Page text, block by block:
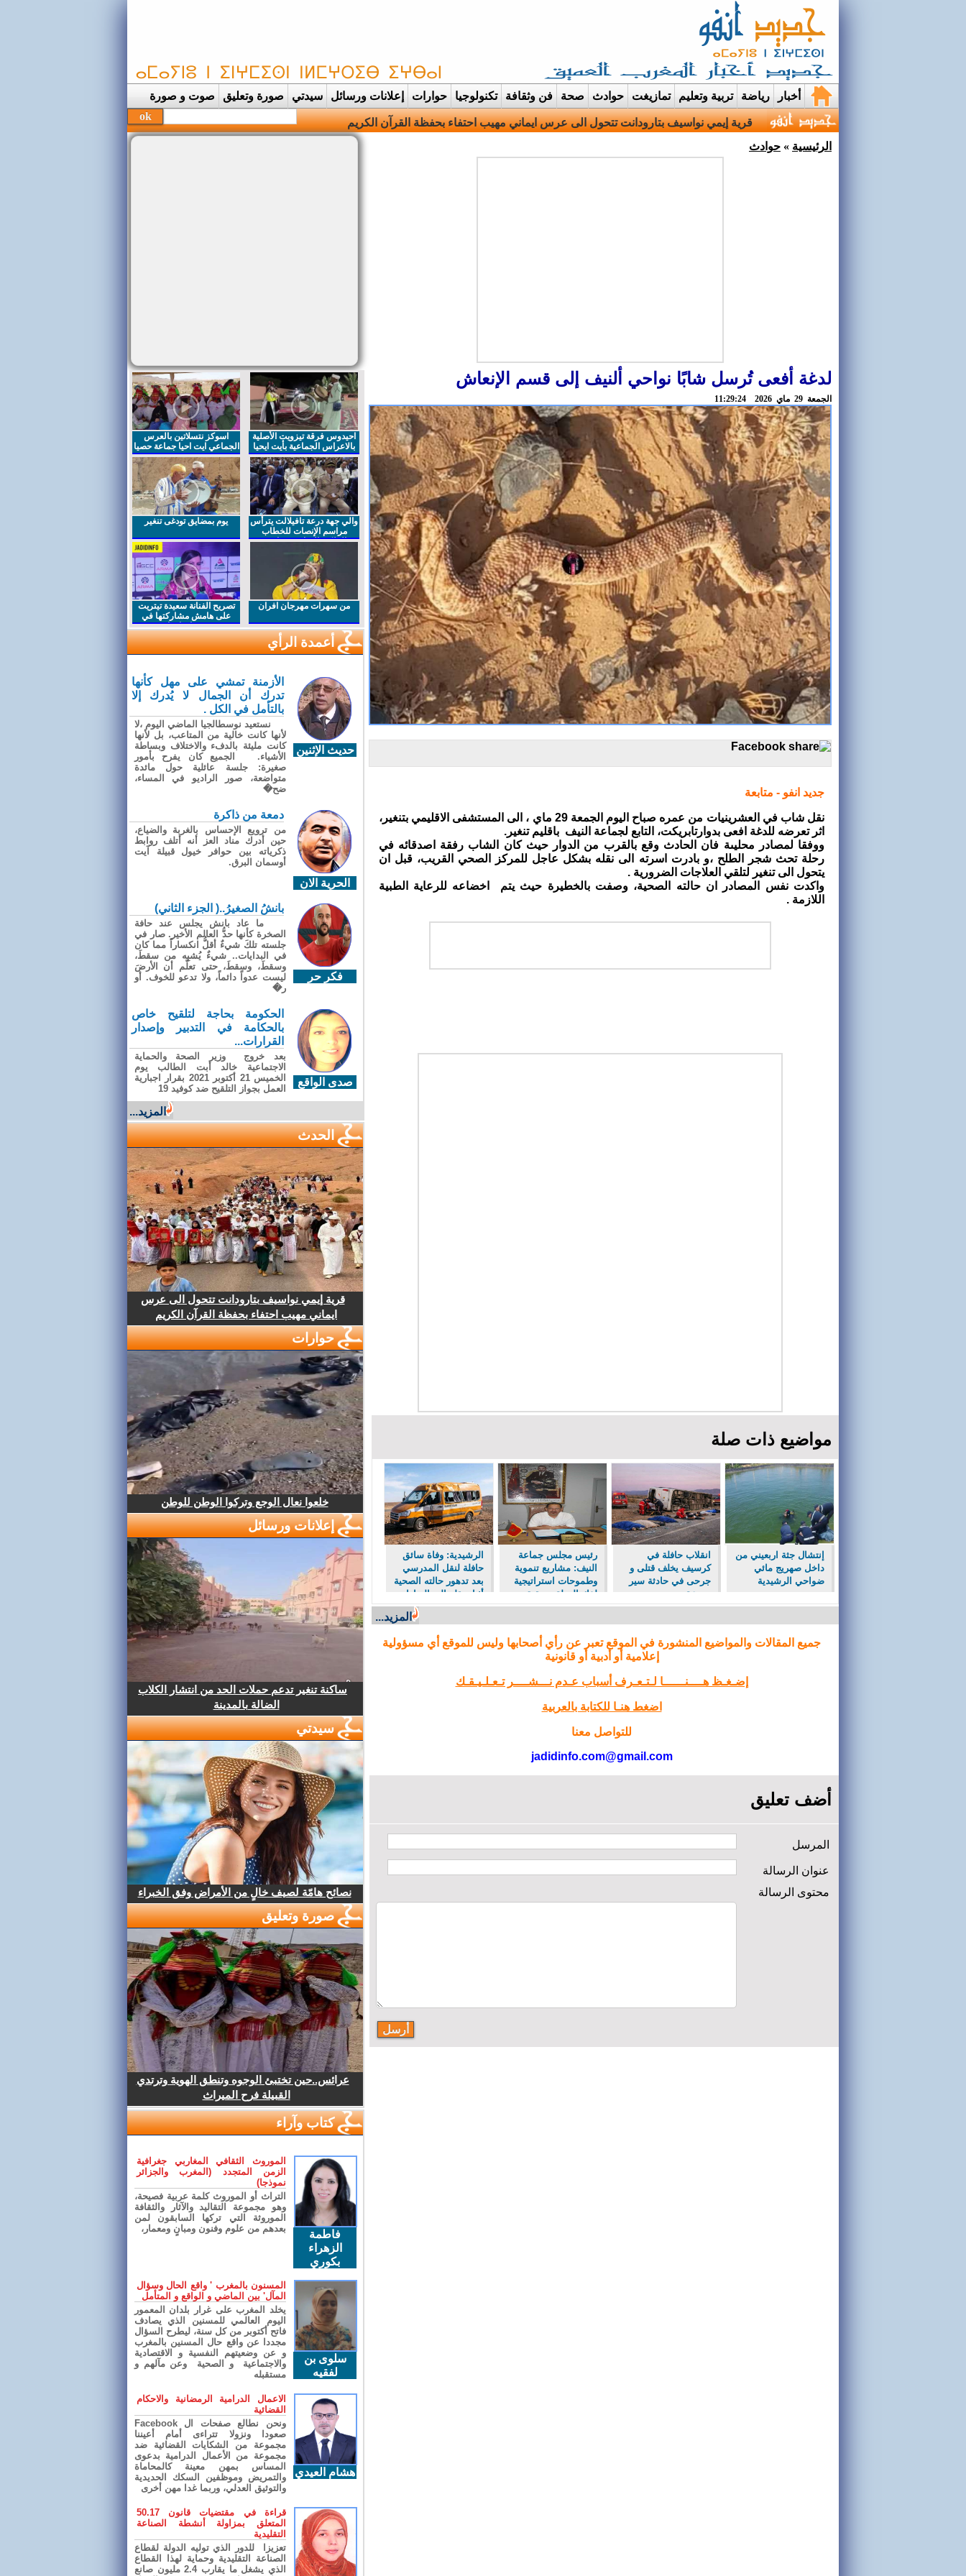
أخبار رياضة تربية وتعليم تمازيغت حوادث صحة فن وثقافة تكنولوجيا حوارات إعلانات ورسائل سيدتي صورة وتعليق صوت و صورة
عرائس..حين تختبئ الوجوه وتنطق الهوية |
الرئيسية » حوادث
لدغة أفعى تُرسل شابًا نواحي ألنيف إلى قسم الإنعاش
الجمعة 29 ماي 2026 11:29:24
جديد انفو - متابعة
نقل شاب في العشرينيات من عمره صباح اليوم الجمعة 29 ماي ، الى المستشفى الاقليمي بتنغير،
اثر تعرضه للدغة افعى بدوارتابريكت، التابع لجماعة النيف باقليم تنغير.
ووفقا لمصادر محليىة فان الحادث وقع بالقرب من الدوار حيث كان الشاب رفقة اصدقائه في
رحلة تحث شجر الطلح ،و بادرت اسرته الى نقله بشكل عاجل للمركز الصحي القريب، قبل ان
يتحول الى تنغير لتلقي العلاجات الضرورية .
واكدت نفس المصادر ان حالته الصحية، وصفت بالخطيرة حيث يتم اخضاعه للرعاية الطبية
اللازمة .
مواضيع ذات صلة
إنتشال جثة اربعيني من
داخل صهريج مائي
ضواحي الرشيدية
انقلاب حافلة في
كرسيف يخلف قتلى و
جرحى في حادثة سير
مروعة
رئيس مجلس جماعة
النيف: مشاريع تنموية
وطموحات استراتيجية
لفك العزلة وتحقيق
الإقلاع الاقتصادي
الرشيدية: وفاة سائق
حافلة لنقل المدرسي
بعد تدهور حالته الصحية
أثناء نقله إلى الرباط
جواً
المزيد...
جميع المقالات والمواضيع المنشورة في الموقع تعبر عن رأي أصحابها وليس للموقع أي مسؤولية
إعلامية أو أدبية أو قانونية
إضـغـظ هــــنــــــا لـتـعـرف أسباب عـدم نـــشــــر تـعـلـيـقـك
اضغط هنـا للكتابة بالعربية
للتواصل معنا
jadidinfo.com@gmail.com
أضف تعليق
المرسل
عنوان الرسالة
محتوى الرسالة
احيدوس فرقة تيزويت الأصلية
بالاعراس الجماعية بأيت ايحيا
اسوكز نتسلاتين بالعرس
الجماعي ايت احيا جماعة حصيا
والي جهة درعة تافيلالت يترأس
مراسم الإنصات للخطاب
الملكي السامي بمناسبة
يوم بمضايق تودغى تنغير
من سهرات مهرجان افران
تصريح الفنانة سعيدة تيتريت
على هامش مشاركتها في
مهرجان افران
أعمدة الرأي
حديث الإثنين
الأزمنة تمشي على مهل كأنها
تدرك أن الجمال لا يُدرك إلا
بالتأمل في الكل .
نستعيد نوسطالجيا الماضي اليوم ،لا
لأنها كانت خالية من المتاعب، بل لأنها
كانت مليئة بالدفء والاختلاف وبساطة
الأشياء. الجميع كان يفرح بأمور
صغيرة: جلسة عائلية حول مائدة
متواضعة، صور الراديو في المساء،
ضح�
الحرية الان
دمعة من ذاكرة
من ترويع الإحساس بالغربة والضياع،
حين أدرك مناد العز أنه أتلف روابط
ذكرياته بين حوافر خيول قبيلة آيت
أوسمان البرق.
فكر حر
بانشُ الصغيرُ..( الجزء الثاني)
ما عاد بانش يجلس عند حافة
الصخرة كأنها حدُّ العالم الأخير. صار في
جلسته تلكَ شيءٌ أقلُّ انكساراً مما كان
في البدايات.. شيءٌ يُشبِه من سقطَ،
وسقطَ، وسقطَ، حتى تعلّم أن الأرضَ
ليست عدواً دائماً، ولا تدعو للخوف. أو
ر�
صدى الواقع
الحكومة بحاجة لتلقيح خاص
بالحكامة في التدبير وإصدار
القرارات...
بعد خروج وزير الصحة والحماية
الاجتماعية خالد أبت الطالب يوم
الخميس 21 أكتوبر 2021 بقرار اجبارية
العمل بجواز التلقيح ضد كوفيد 19
المزيد...
الحدث
قرية إيمي نواسيف بتارودانت تتحول الى عرس
ايماني مهيب احتفاء بحفظة القرآن الكريم
حوارات
خلعوا نعال الوجع وتركوا الوطن للوطن
إعلانات ورسائل
ساكنة تنغير تدعم حملات الحد من انتشار الكلاب
الضالة بالمدينة
سيدتي
نصائح هامّة لصيف خالٍ من الأمراض وفق الخبراء
صورة وتعليق
عرائس..حين تختبئ الوجوه وتنطق الهوية وترتدي
القبيلة فرح الميراث
كتاب وآراء
فاطمة
الزهراء
بكوري
الموروث الثقافي المغاربي جغرافية
الزمن المتجدد (المغرب والجزائر
نموذجا)
التراث أو الموروث كلمة عربية فصيحة،
وهو مجموعة التقاليد والآثار والثقافة
الموروثة التي تركها السابقون لمن
بعدهم من علوم وفنون ومبانٍ ومعمار،
سلوى بن
لفقيه
المسنون بالمغرب ' واقع الحال وسؤال
المآل' بين الماضي و الواقع و المتأمل
يخلد المغرب على غرار بلدان المعمور
اليوم العالمي للمسنين الذي يصادف
فاتح أكتوبر من كل سنة، ليطرح السؤال
مجددا عن واقع حال المسنين بالمغرب
و عن وضعيتهم النفسية و الاقتصادية
والاجتماعية و الصحية وعن مآلهم و
مستقبله
هشام العيدي
الاعمال الدرامية الرمضانية والاحكام
القضائية
ونحن نطالع صفحات ال Facebook
صعودا ونزولا تتراءى أمام أعيننا
مجموعة من الشكايات القضائية ضد
مجموعة من الأعمال الدرامية بدعوى
المساس بمهن معينة كالمحاماة
والتمريض وموظفين السكك الحديدية
والتوثيق العدلي، وربما غدا مهن أخرى
قراءة في مقتضيات قانون 50.17
المتعلق بمزاولة أنشطة الصناعة
التقليدية
تعزيزا للدور الذي توليه الدولة لقطاع
الصناعة التقليدية وحماية لهذا القطاع
الذي يشغل ما يقارب 2.4 مليون صانع